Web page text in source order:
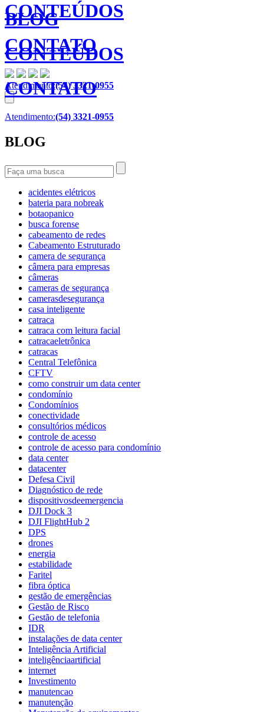
CONTEÚDOS
CONTATO
Atendimento:(54) 3321-0955
BLOG
CONTEÚDOS
CONTATO
Atendimento:(54) 3321-0955
BLOG
acidentes elétricos
bateria para nobreak
botaopanico
busca forense
cabeamento de redes
Cabeamento Estruturado
camera de segurança
câmera para empresas
câmeras
cameras de segurança
camerasdesegurança
casa inteligente
catraca
catraca com leitura facial
catracaeletrônica
catracas
Central Telefônica
CFTV
como construir um data center
condomínio
Condomínios
conectividade
consultórios médicos
controle de acesso
controle de acesso para condomínio
data center
datacenter
Defesa Civil
Diagnóstico de rede
dispositivosdeemergencia
DJI Dock 3
DJI FlightHub 2
DPS
drones
energia
estabilidade
Faritel
fibra óptica
gestão de emergências
Gestão de Risco
Gestão de telefonia
IDR
instalações de data center
Inteligência Artificial
inteligênciaartificial
internet
Investimento
manutencao
manutenção